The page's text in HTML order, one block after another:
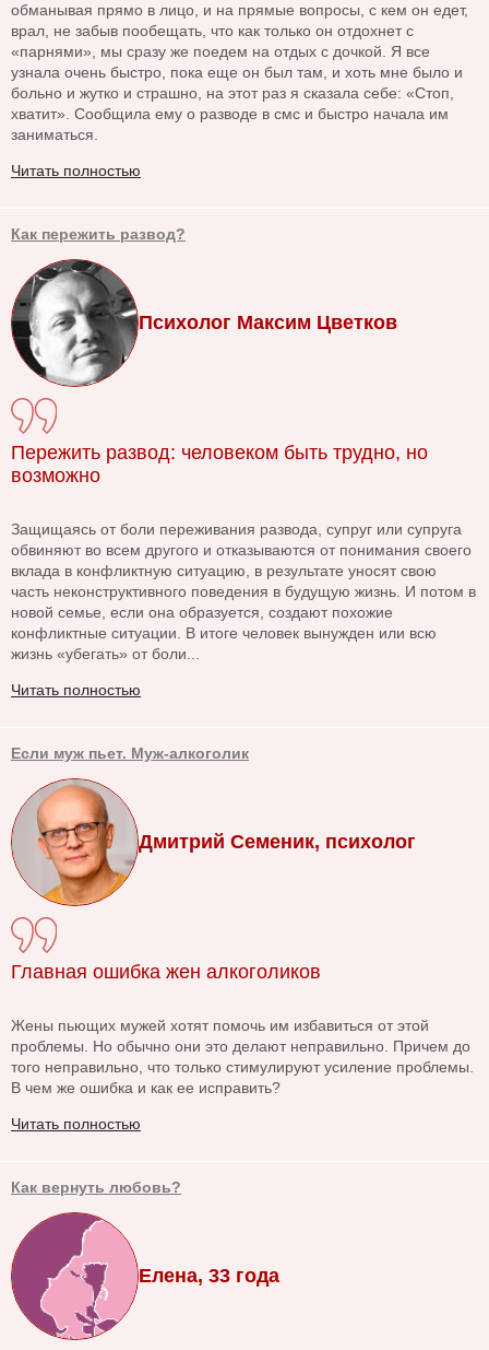
обманывая прямо в лицо, и на прямые вопросы, с кем он едет,
врал, не забыв пообещать, что как только он отдохнет с
«парнями», мы сразу же поедем на отдых с дочкой. Я все
узнала очень быстро, пока еще он был там, и хоть мне было и
больно и жутко и страшно, на этот раз я сказала себе: «Стоп,
хватит». Сообщила ему о разводе в смс и быстро начала им
заниматься.
Читать полностью
Как пережить развод?
Психолог Максим Цветков
Пережить развод: человеком быть трудно, но
возможно
Защищаясь от боли переживания развода, супруг или супруга
обвиняют во всем другого и отказываются от понимания своего
вклада в конфликтную ситуацию, в результате уносят свою
часть неконструктивного поведения в будущую жизнь. И потом в
новой семье, если она образуется, создают похожие
конфликтные ситуации. В итоге человек вынужден или всю
жизнь «убегать» от боли...
Читать полностью
Если муж пьет. Муж-алкоголик
Дмитрий Семеник, психолог
Главная ошибка жен алкоголиков
Жены пьющих мужей хотят помочь им избавиться от этой
проблемы. Но обычно они это делают неправильно. Причем до
того неправильно, что только стимулируют усиление проблемы.
В чем же ошибка и как ее исправить?
Читать полностью
Как вернуть любовь?
Елена, 33 года